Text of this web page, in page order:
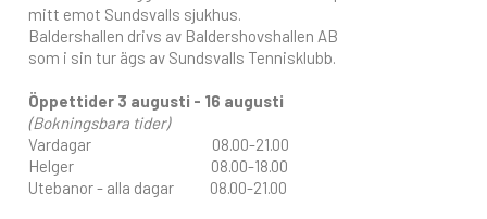
mitt emot Sundsvalls sjukhus.
Baldershallen drivs av Baldershovshallen AB
som i sin tur ägs av Sundsvalls Tennisklubb.
Öppettider 3 augusti - 16 augusti
(Bokningsbara tider)
Vardagar 08.00-21.00
Helger 08.00-18.00
Utebanor - alla dagar 08.00-21.00